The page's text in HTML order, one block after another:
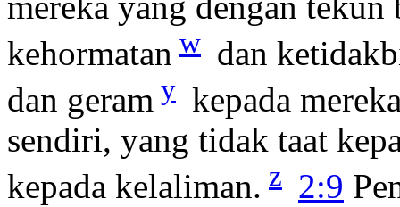
kehormatan w dan
dan geram y kepada
sendiri, yang tidak taat
kepada kelaliman. z 2:9